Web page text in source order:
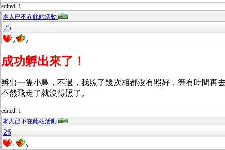
edited: 1
本人已不在此站活動
25
0 0
成功孵出來了！
孵出一隻小鳥，不過，我照了幾次相都沒有照好，等有時間再
不然飛走了就沒得照了。
edited: 1
本人已不在此站活動
26
1 0